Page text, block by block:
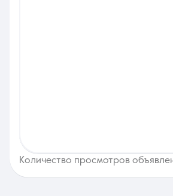
Количество просмотров